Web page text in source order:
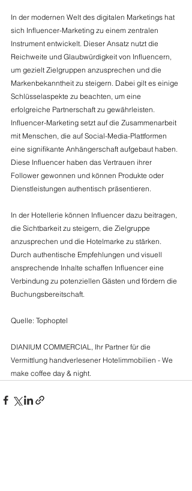
In der modernen Welt des digitalen Marketings hat
sich Influencer-Marketing zu einem zentralen
Instrument entwickelt. Dieser Ansatz nutzt die
Reichweite und Glaubwürdigkeit von Influencern,
um gezielt Zielgruppen anzusprechen und die
Markenbekanntheit zu steigern. Dabei gilt es einige
Schlüsselaspekte zu beachten, um eine
erfolgreiche Partnerschaft zu gewährleisten.
Influencer-Marketing setzt auf die Zusammenarbeit
mit Menschen, die auf Social-Media-Plattformen
eine signifikante Anhängerschaft aufgebaut haben.
Diese Influencer haben das Vertrauen ihrer
Follower gewonnen und können Produkte oder
Dienstleistungen authentisch präsentieren.
In der Hotellerie können Influencer dazu beitragen,
die Sichtbarkeit zu steigern, die Zielgruppe
anzusprechen und die Hotelmarke zu stärken.
Durch authentische Empfehlungen und visuell
ansprechende Inhalte schaffen Influencer eine
Verbindung zu potenziellen Gästen und fördern die
Buchungsbereitschaft.
Quelle: Tophoptel
DIANIUM COMMERCIAL, Ihr Partner für die
Vermittlung handverlesener Hotelimmobilien - We
make coffee day & night.